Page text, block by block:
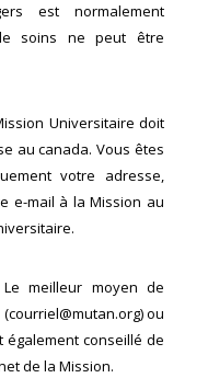
est normalement
soins ne peut être
Universitaire doit
au canada. Vous êtes
votre adresse,
e-mail à la Mission au
Le meilleur moyen de
ou
également conseillé de
de la Mission.